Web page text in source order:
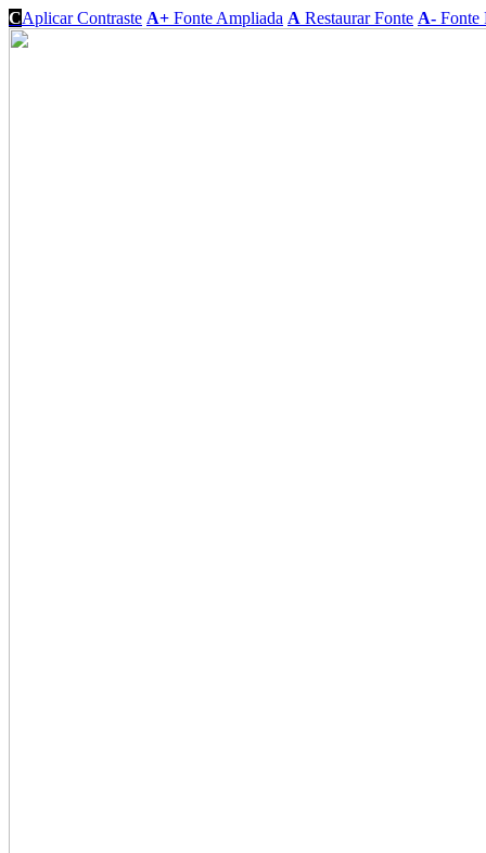
CAplicar Contraste A+ Fonte Ampliada A Restaurar Fonte A- Fonte